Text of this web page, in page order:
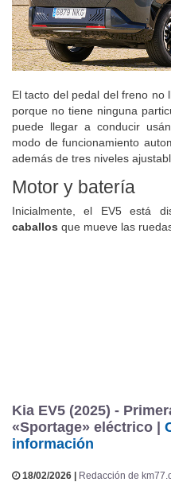
El tacto del pedal del freno no
porque no tiene ninguna
puede llegar a conducir
modo de funcionamiento
además de tres niveles
Motor y batería
Inicialmente, el EV5 está
caballos que mueve las
Kia EV5 (2025) -
«Sportage» eléctrico |
información
18/02/2026 | Redacción de